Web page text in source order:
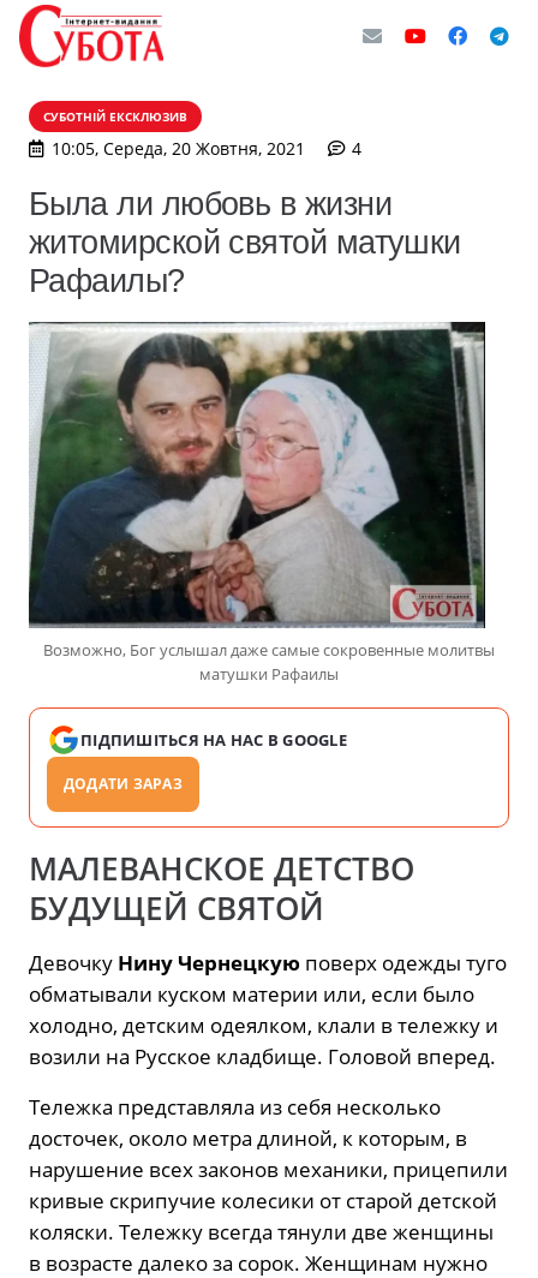
СУБОТНІЙ ЕКСКЛЮЗИВ
10:05, Середа, 20 Жовтня, 2021 4коментарі
Была ли любовь в жизни
житомирской святой матушки
Рафаилы?
Возможно, Бог услышал даже самые сокровенные молитвы
матушки Рафаилы
ПІДПИШІТЬСЯ НА НАС В GOOGLE
ДОДАТИ ЗАРАЗ
МАЛЕВАНСКОЕ ДЕТСТВО
БУДУЩЕЙ СВЯТОЙ
Девочку Нину Чернецкую поверх одежды туго
обматывали куском материи или, если было
холодно, детским одеялком, клали в тележку и
возили на Русское кладбище. Головой вперед.
Тележка представляла из себя несколько
досточек, около метра длиной, к которым, в
нарушение всех законов механики, прицепили
кривые скрипучие колесики от старой детской
коляски. Тележку всегда тянули две женщины
в возрасте далеко за сорок. Женщинам нужно